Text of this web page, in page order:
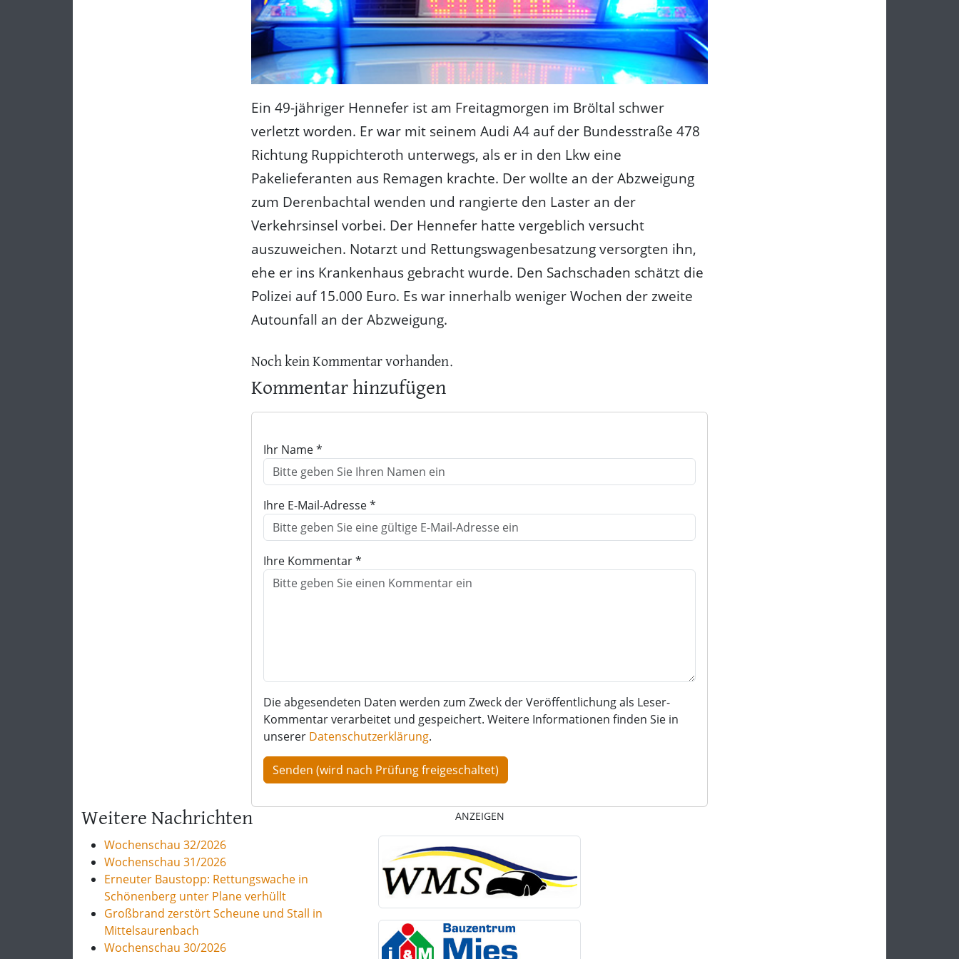
Ein 49-jähriger Hennefer ist am Freitagmorgen im Bröltal schwer
verletzt worden. Er war mit seinem Audi A4 auf der Bundesstraße 478
Richtung Ruppichteroth unterwegs, als er in den Lkw eine
Pakelieferanten aus Remagen krachte. Der wollte an der Abzweigung
zum Derenbachtal wenden und rangierte den Laster an der
Verkehrsinsel vorbei. Der Hennefer hatte vergeblich versucht
auszuweichen. Notarzt und Rettungswagenbesatzung versorgten ihn,
ehe er ins Krankenhaus gebracht wurde. Den Sachschaden schätzt die
Polizei auf 15.000 Euro. Es war innerhalb weniger Wochen der zweite
Autounfall an der Abzweigung.
Noch kein Kommentar vorhanden.
Kommentar hinzufügen
Ihr Name *
Ihre E-Mail-Adresse *
Ihre Kommentar *
Die abgesendeten Daten werden zum Zweck der Veröffentlichung als Leser-
Kommentar verarbeitet und gespeichert. Weitere Informationen finden Sie in
unserer Datenschutzerklärung.
Weitere Nachrichten
Wochenschau 32/2026
Wochenschau 31/2026
Erneuter Baustopp: Rettungswache in
Schönenberg unter Plane verhüllt
Großbrand zerstört Scheune und Stall in
Mittelsaurenbach
Wochenschau 30/2026
ANZEIGEN